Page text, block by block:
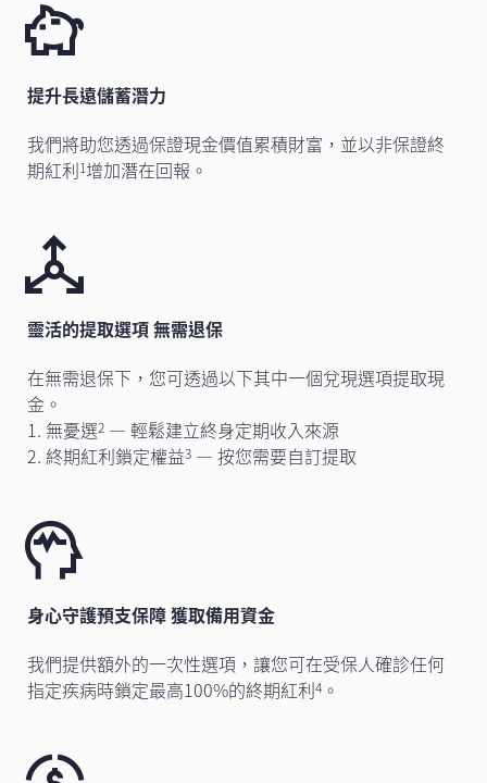
提升長遠儲蓄潛力
我們將助您透過保證現金價值累積財富，並以非保證終
期紅利1增加潛在回報。
靈活的提取選項 無需退保
在無需退保下，您可透過以下其中一個兌現選項提取現
金。
1. 無憂選2 — 輕鬆建立終身定期收入來源
2. 終期紅利鎖定權益3 — 按您需要自訂提取
身心守護預支保障 獲取備用資金
我們提供額外的一次性選項，讓您可在受保人確診任何
指定疾病時鎖定最高100%的終期紅利4 。